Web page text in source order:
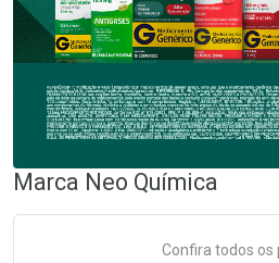
Marca Neo Química
Confira todos os